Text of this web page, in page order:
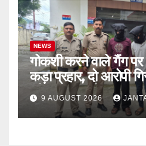
NEWS
गोकशी करने वाले गैंग पर
कड़ा प्रहार, दो आरोपी
की तलाश जारी
9 AUGUST 2026